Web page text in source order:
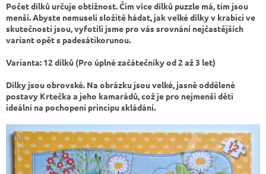
Počet dílků určuje obtížnost. Čím více dílků puzzle má, tím jsou
menší. Abyste nemuseli složitě hádat, jak velké dílky v krabici ve
skutečnosti jsou, vyfotili jsme pro vás srovnání nejčastějších
variant opět s padesátikorunou.
Varianta: 12 dílků (Pro úplné začátečníky od 2 až 3 let)
Dílky jsou obrovské. Na obrázku jsou velké, jasně oddělené
postavy Krtečka a jeho kamarádů, což je pro nejmenší děti
ideální na pochopení principu skládání.